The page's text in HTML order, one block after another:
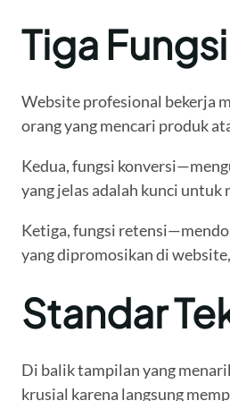
Tiga
Website profesional bekerja
orang yang mencari produk
Kedua, fungsi
yang jelas adalah kunci
Ketiga, fungsi
yang dipromosikan di
Standar
Di balik tampilan yang
krusial karena langsung